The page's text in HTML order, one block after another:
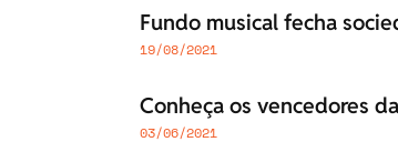
Fundo musical fecha
19/08/2021
Conheça os vencedores
03/06/2021